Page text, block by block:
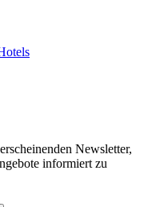
Newsletter,
informiert zu